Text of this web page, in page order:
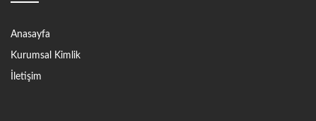
Anasayfa
Kurumsal Kimlik
İletişim